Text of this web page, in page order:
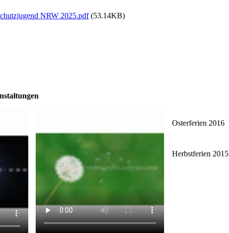
NRW 2025.pdf(53.14KB)
Osterferien 2016
Herbstferien 2015